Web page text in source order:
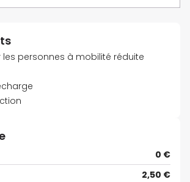
personnes à mobilité réduite
0 €
2,50 €